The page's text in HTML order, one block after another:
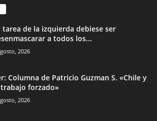
tarea de la izquierda debiese ser
a todos los...
2026
Columna de Patricio Guzman S. «Chile y
forzado»
2026